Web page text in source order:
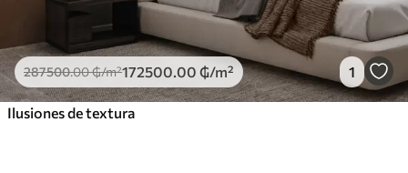
287500.00₲/m²172500 .00 ₲/m² 1
Ilusiones de textura